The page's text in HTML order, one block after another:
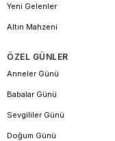
Yeni Gelenler
Altın Mahzeni
ÖZEL GÜNLER
Anneler Günü
Babalar Günü
Sevgililer Günü
Doğum Günü